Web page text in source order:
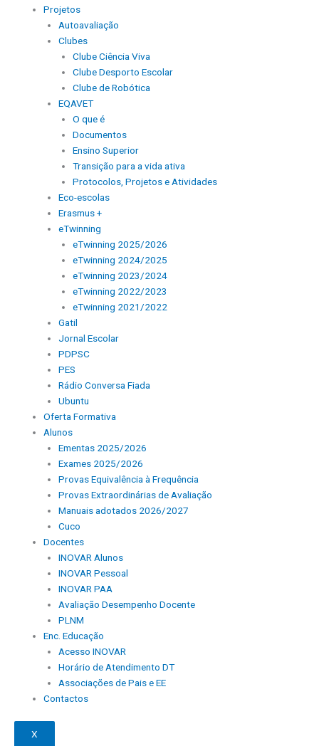
Projetos
Autoavaliação
Clubes
Clube Ciência Viva
Clube Desporto Escolar
Clube de Robótica
EQAVET
O que é
Documentos
Ensino Superior
Transição para a vida ativa
Protocolos, Projetos e Atividades
Eco-escolas
Erasmus +
eTwinning
eTwinning 2025/2026
eTwinning 2024/2025
eTwinning 2023/2024
eTwinning 2022/2023
eTwinning 2021/2022
Gatil
Jornal Escolar
PDPSC
PES
Rádio Conversa Fiada
Ubuntu
Oferta Formativa
Alunos
Ementas 2025/2026
Exames 2025/2026
Provas Equivalência à Frequência
Provas Extraordinárias de Avaliação
Manuais adotados 2026/2027
Cuco
Docentes
INOVAR Alunos
INOVAR Pessoal
INOVAR PAA
Avaliação Desempenho Docente
PLNM
Enc. Educação
Acesso INOVAR
Horário de Atendimento DT
Associações de Pais e EE
Contactos
X